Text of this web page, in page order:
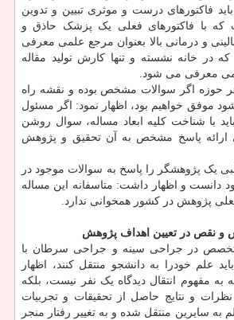
فاکتورهای درست و موثری تبیین و تدوین
که با فاکتورهای فعلی یک پزشک حاذق و
و درمانی بالا بعنوان مرجع علمی معرفی
در خانه نشسته و تنها کارش تولید مقاله
معرفی می شود.
هر حوزه اگر سوالات مشخص بوده و نقشه راه
موفق خواهیم بود، اظهار نمود: اگر مسئول
با شناخت کلیه ابعاد مساله، سوال روشن
ارائه پاسخ مشخص به آن تحقیق و پژوهش
یک پژوهشگر را پاسخ به سوالات موجود در
و اظهار داشت: متاسفانه این مساله
فعلی پژوهش در کشور همخوانی ندارد.
نقص در تعیین اهداف پژوهش
تخصص در جراحی سینه و جراحی سرطان با
باید علم خودرا به دانشجو منتقل کنند، اظهار
به مفهوم انتقال دیدگاه یک نفر نیست، بلکه
و نتایج حاصل از تحقیقات و تجربیات
به سایرین منتقل شده و به تغییر رفتار منجر